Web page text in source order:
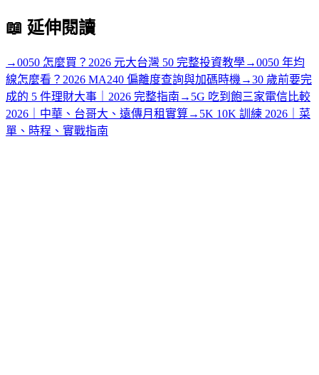
📖 延伸閱讀
→0050 怎麼買？2026 元大台灣 50 完整投資教學→0050 年均
線怎麼看？2026 MA240 偏離度查詢與加碼時機 →30 歲前要完
成的 5 件理財大事｜2026 完整指南 → 5G 吃到飽三家電信比較
2026｜中華、台哥大、遠傳月租實算→ 5K 10K 訓練 2026｜菜
單、時程、實戰指南